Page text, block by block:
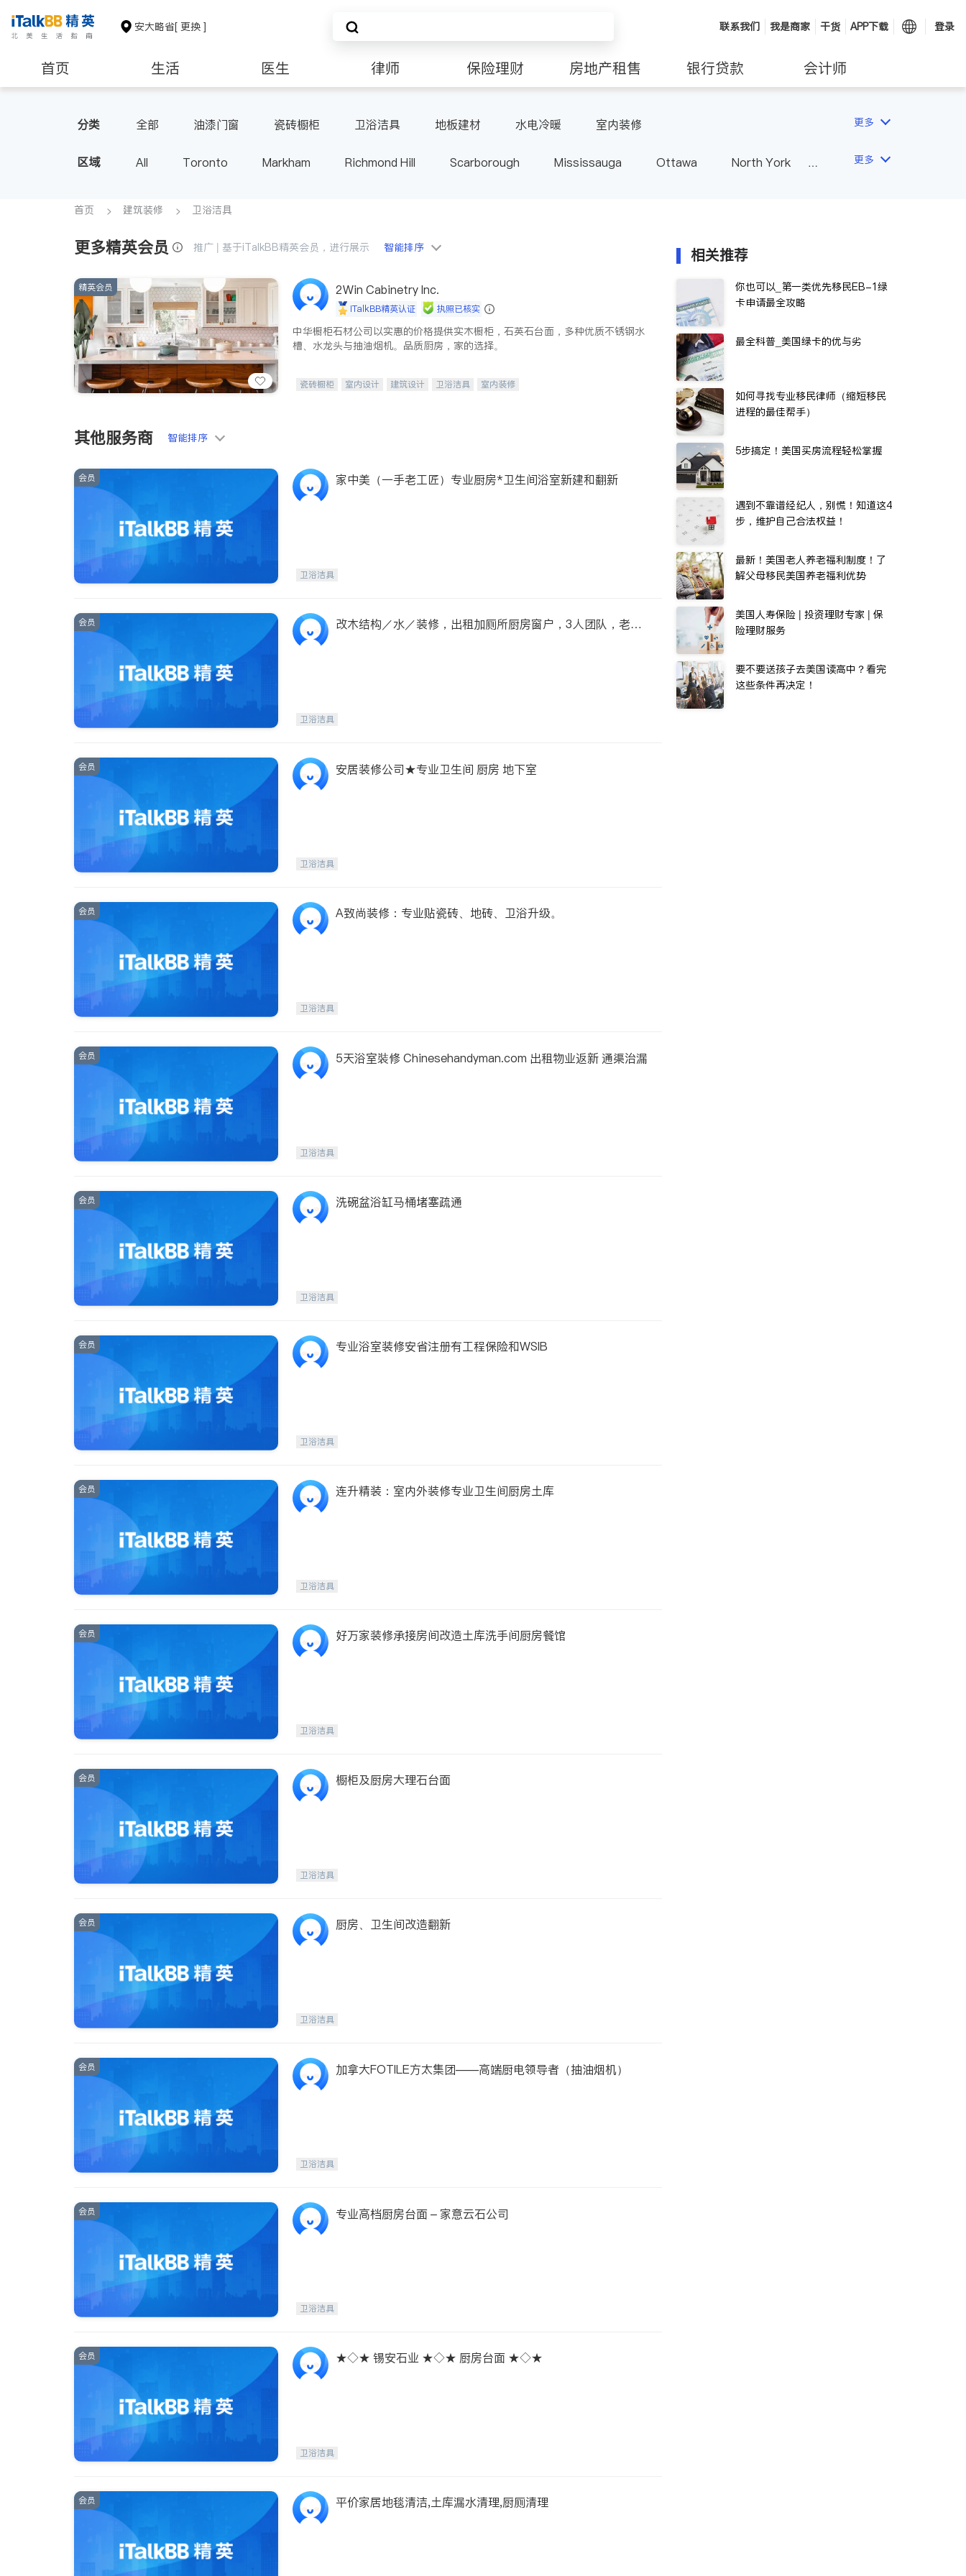
安大略省[ 更换 ] 联系我们 我是商家 干货 APP下载 登录
首页 生活 医生 律师 保险理财 房地产租售 银行贷款 会计师
分类 全部 油漆门窗 瓷砖橱柜 卫浴洁具 地板建材 水电冷暖 室内装修 更多
区域 All Toronto Markham Richmond Hill Scarborough Mississauga Ottawa
North York
Aurora
Stouffville
更多
首页 建筑装修 卫浴洁具
更多精英会员 推广 | 基于iTalkBB精英会员，进行展示 智能排序
精英会员 2Win Cabinetry Inc.
iTalkBB精英认证 执照已核实
中华橱柜石材公司以实惠的价格提供实木橱柜，石英石台面，多种优质不锈钢水
槽、水龙头与抽油烟机。品质厨房，家的选择。
瓷砖橱柜 室内设计 建筑设计 卫浴洁具 室内装修
其他服务商 智能排序
会员 家中美（一手老工匠）专业厨房*卫生间浴室新建和翻新
卫浴洁具
会员
改木结构／水／装修，出租加厕所厨房窗户，3人团队，老板
卫浴洁具
会员 安居装修公司★专业卫生间 厨房 地下室
卫浴洁具
会员 A致尚装修：专业贴瓷砖、地砖、卫浴升级。
卫浴洁具
会员 5天浴室裝修 Chinesehandyman.com 出租物业返新 通渠治漏
卫浴洁具
会员 洗碗盆浴缸马桶堵塞疏通
卫浴洁具
会员 专业浴室装修安省注册有工程保险和WSIB
卫浴洁具
会员 连升精装：室内外装修专业卫生间厨房土库
卫浴洁具
会员 好万家装修承接房间改造土库洗手间厨房餐馆
卫浴洁具
会员 橱柜及厨房大理石台面
卫浴洁具
会员 厨房、卫生间改造翻新
卫浴洁具
会员 加拿大FOTILE方太集团——高端厨电领导者（抽油烟机）
卫浴洁具
会员 专业高档厨房台面 – 家意云石公司
卫浴洁具
会员 ★◇★ 锡安石业 ★◇★ 厨房台面 ★◇★
卫浴洁具
会员 平价家居地毯清洁,土库漏水清理,厨厕清理
相关推荐
你也可以_第一类优先移民EB-1绿
卡申请最全攻略
最全科普_美国绿卡的优与劣
如何寻找专业移民律师（缩短移民
进程的最佳帮手）
5步搞定！美国买房流程轻松掌握
遇到不靠谱经纪人，别慌！知道这4
步，维护自己合法权益！
最新！美国老人养老福利制度！了
解父母移民美国养老福利优势
美国人寿保险 | 投资理财专家 | 保
险理财服务
要不要送孩子去美国读高中？看完
这些条件再决定！